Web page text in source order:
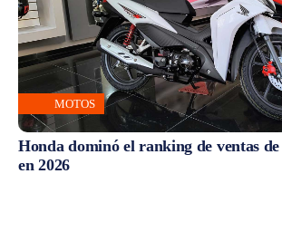
MOTOS
Honda dominó el ranking de ventas
en 2026